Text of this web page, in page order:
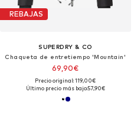
REBAJAS
SUPERDRY & CO
Chaqueta de entretiempo 'Mountain'
69,90€
Precio original: 119,00€
Último precio más bajo:57,90€